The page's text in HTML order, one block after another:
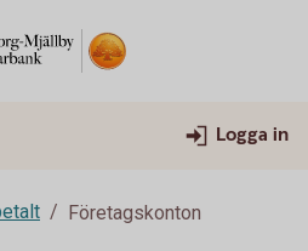
Logga in
Företagskonton